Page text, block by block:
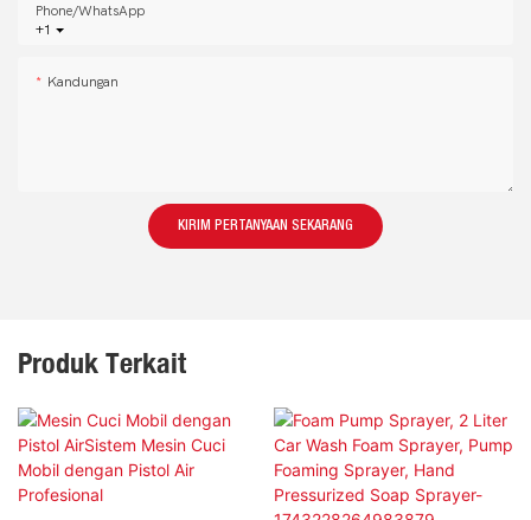
+1
Phone/whatsApp
Kandungan
KIRIM PERTANYAAN SEKARANG
Produk Terkait